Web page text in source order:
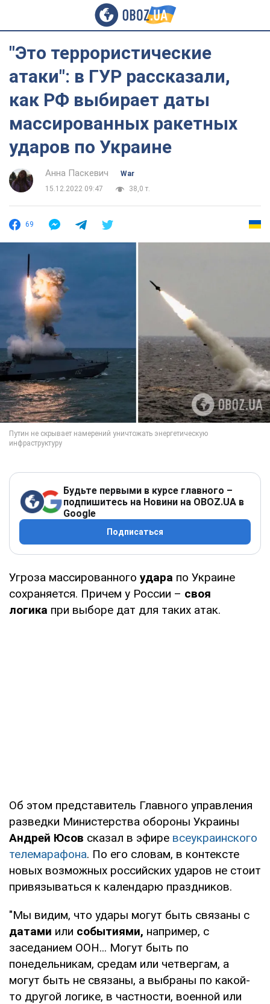
"Это террористические
атаки": в ГУР рассказали,
как РФ выбирает даты
массированных ракетных
ударов по Украине
Анна Паскевич
War
15.12.2022 09:47
38,0 т.
69
Будьте первыми в курсе главного –
подпишитесь на Новини на OBOZ.UA в
Google
Подписаться
Угроза массированного удара по Украине
сохраняется. Причем у России – своя
логика при выборе дат для таких атак.
Об этом представитель Главного управления
разведки Министерства обороны Украины
Андрей Юсов сказал в эфире всеукраинского
телемарафона. По его словам, в контексте
новых возможных российских ударов не стоит
привязываться к календарю праздников.
"Мы видим, что удары могут быть связаны с
датами или событиями, например, с
заседанием ООН... Могут быть по
понедельникам, средам или четвергам, а
могут быть не связаны, а выбраны по какой-
то другой логике, в частности, военной или